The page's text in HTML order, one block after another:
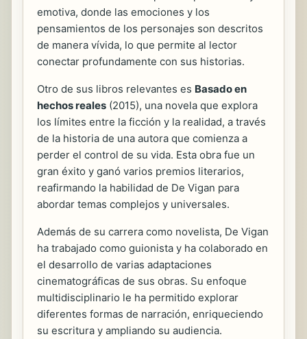
emotiva, donde las emociones y los
pensamientos de los personajes son descritos
de manera vívida, lo que permite al lector
conectar profundamente con sus historias.
Otro de sus libros relevantes es Basado en
hechos reales (2015), una novela que explora
los límites entre la ficción y la realidad, a través
de la historia de una autora que comienza a
perder el control de su vida. Esta obra fue un
gran éxito y ganó varios premios literarios,
reafirmando la habilidad de De Vigan para
abordar temas complejos y universales.
Además de su carrera como novelista, De Vigan
ha trabajado como guionista y ha colaborado en
el desarrollo de varias adaptaciones
cinematográficas de sus obras. Su enfoque
multidisciplinario le ha permitido explorar
diferentes formas de narración, enriqueciendo
su escritura y ampliando su audiencia.